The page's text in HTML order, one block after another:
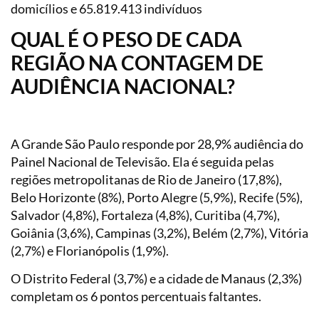
domicílios e 65.819.413 indivíduos
QUAL É O PESO DE CADA
REGIÃO NA CONTAGEM DE
AUDIÊNCIA NACIONAL?
A Grande São Paulo responde por 28,9% audiência do
Painel Nacional de Televisão. Ela é seguida pelas
regiões metropolitanas de Rio de Janeiro (17,8%),
Belo Horizonte (8%), Porto Alegre (5,9%), Recife (5%),
Salvador (4,8%), Fortaleza (4,8%), Curitiba (4,7%),
Goiânia (3,6%), Campinas (3,2%), Belém (2,7%), Vitória
(2,7%) e Florianópolis (1,9%).
O Distrito Federal (3,7%) e a cidade de Manaus (2,3%)
completam os 6 pontos percentuais faltantes.